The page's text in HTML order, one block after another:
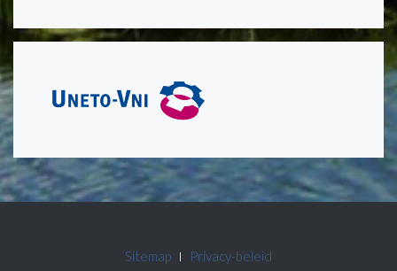
Sitemap Privacy-beleid